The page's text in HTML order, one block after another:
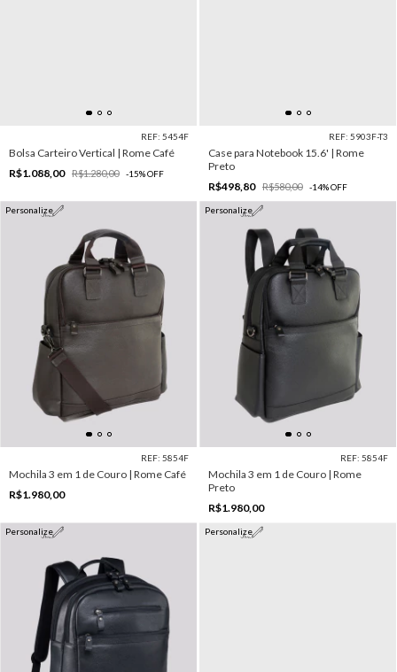
REF: 5454F
Bolsa Carteiro Vertical | Rome Café
R$1.088,00
R$1.280,00 -15%OFF
REF: 5903F-T3
Case para Notebook 15.6' | Rome
Preto
R$498,80
R$580,00 -14%OFF
Personalize
REF: 5854F
Mochila 3 em 1 de Couro | Rome Café
R$1.980,00
Personalize
REF: 5854F
Mochila 3 em 1 de Couro | Rome
Preto
R$1.980,00
Personalize Personalize